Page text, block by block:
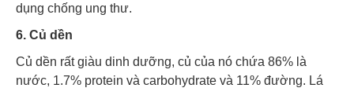
dụng chống ung thư.
6. Củ dền
Củ dền rất giàu dinh dưỡng, củ của nó chứa 86% là
nước, 1.7% protein và carbohydrate và 11% đường. Lá